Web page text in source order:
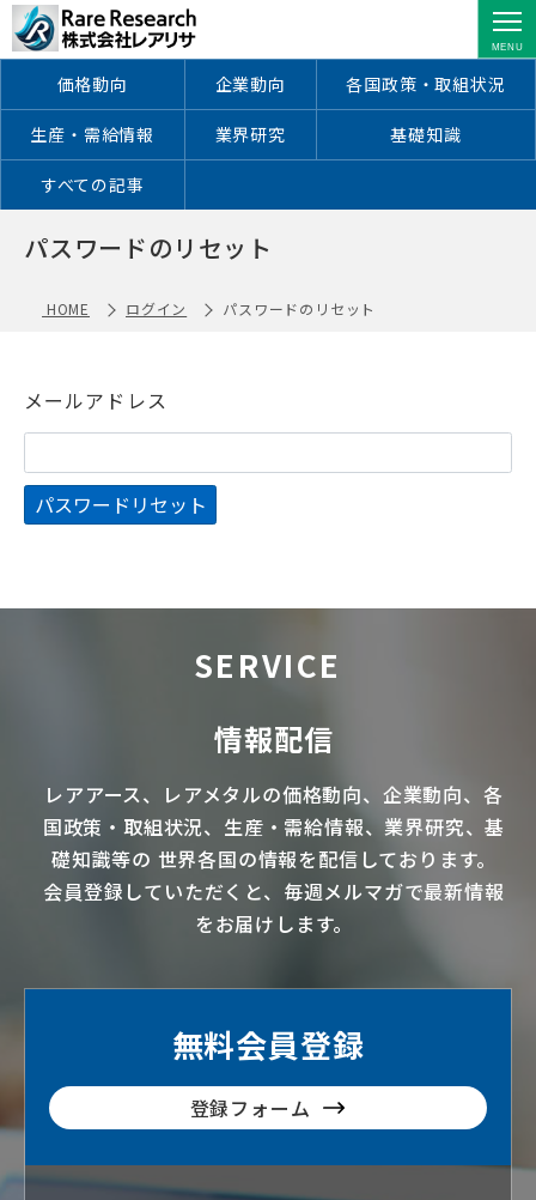
パスワードのリセット ｜株式会社レア
リサ
価格動向 企業動向 各国政策・取組状況
生産・需給情報 業界研究 基礎知識
すべての記事
パスワードのリセット
HOME ログイン パスワードのリセット
メールアドレス
SERVICE
情報配信
レアアース、 レアメタルの価格動向、企業動向、各
国政策・取組状況、生産・需給情報、業界研究、基
礎知識等の 世界各国の情報を配信 しております。
会員登録していただくと、毎週メルマガで最新情報
をお届けします。
無料会員登録
登録フォーム